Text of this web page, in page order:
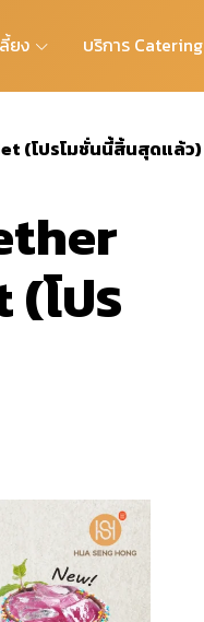
ยง บริการ Catering
(โปรโมชั่นนี้สิ้นสุดแล้ว)
โปร